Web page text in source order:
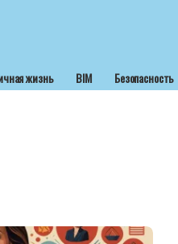
жизнь BIM Безопасность